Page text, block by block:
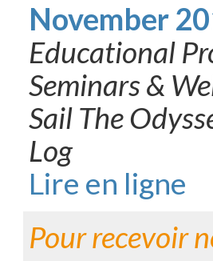
November
Educational
Seminars &
Sail The
Log
Lire en ligne
Pour recevoir